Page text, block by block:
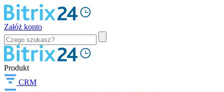
Załóż konto
Produkt
CRM